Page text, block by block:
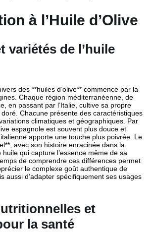
à l’Huile d’Olive
variétés de l’huile
des **huiles d’olive** commence par la
Chaque région méditerranéenne, de
en passant par l’Italie, cultive sa propre
Chacune présente des caractéristiques
climatiques et géographiques. Par
espagnole est souvent plus douce et
apporte une touche plus poivrée. Le
avec son histoire enracinée dans la
qui capture l’essence même de sa
de comprendre ces différences permet
le complexe goût authentique de
aussi d’adapter spécifiquement ses usages
et
la santé